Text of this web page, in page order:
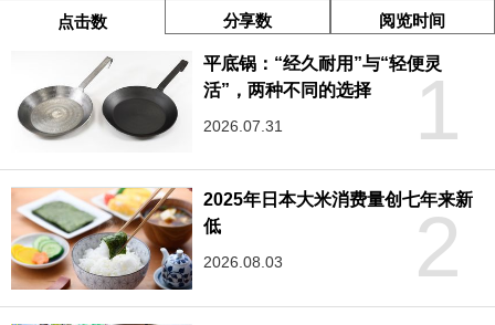
点击数 分享数 阅览时间
1
平底锅：“经久耐用”与“轻便灵
活”，两种不同的选择
2026.07.31
2
2025年日本大米消费量创七年来新
低
2026.08.03